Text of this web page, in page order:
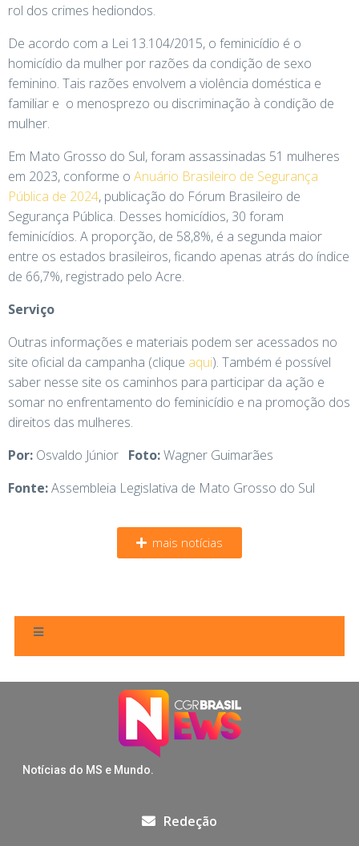
rol dos crimes hediondos.
De acordo com a Lei 13.104/2015, o feminicídio é o
homicídio da mulher por razões da condição de sexo
feminino. Tais razões envolvem a violência doméstica e
familiar e o menosprezo ou discriminação à condição de
mulher.
Em Mato Grosso do Sul, foram assassinadas 51 mulheres
em 2023, conforme o Anuário Brasileiro de Segurança
Pública de 2024, publicação do Fórum Brasileiro de
Segurança Pública. Desses homicídios, 30 foram
feminicídios. A proporção, de 58,8%, é a segunda maior
entre os estados brasileiros, ficando apenas atrás do índice
de 66,7%, registrado pelo Acre.
Serviço
Outras informações e materiais podem ser acessados no
site oficial da campanha (clique aqui). Também é possível
saber nesse site os caminhos para participar da ação e
somar no enfrentamento do feminicídio e na promoção dos
direitos das mulheres.
Por: Osvaldo Júnior Foto:Wagner Guimarães
Fonte:Assembleia Legislativa de Mato Grosso do Sul
mais notícias
Notícias do MS e Mundo.
Redeção